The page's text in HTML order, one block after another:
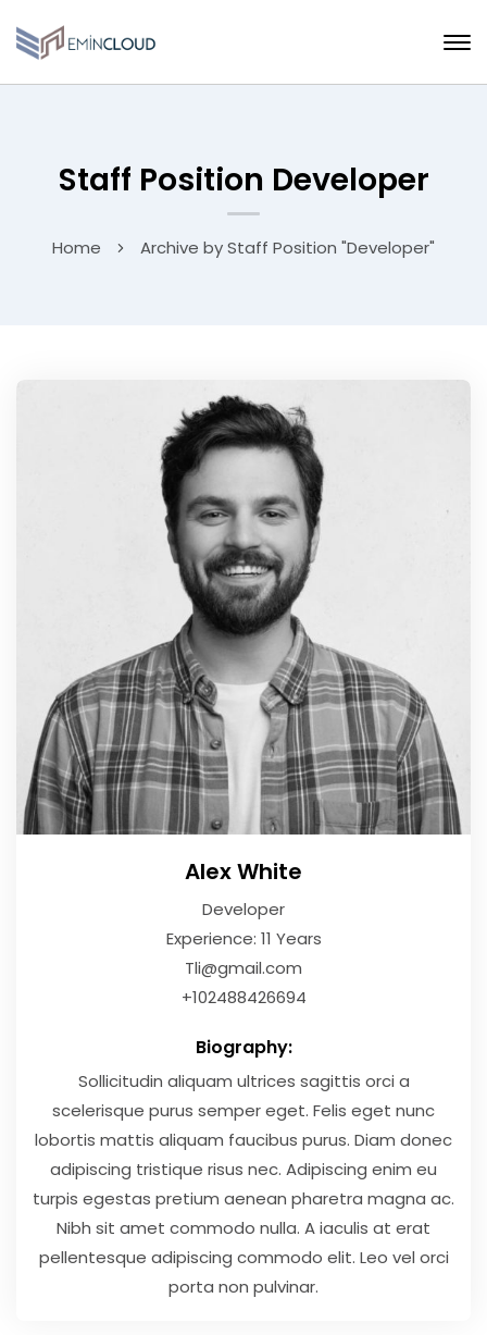
Staff Position Developer
Home Archive by Staff Position "Developer"
Alex White
Developer
Experience: 11 Years
Tli@gmail.com
+102488426694
Biography:
Sollicitudin aliquam ultrices sagittis orci a
scelerisque purus semper eget. Felis eget nunc
lobortis mattis aliquam faucibus purus. Diam donec
adipiscing tristique risus nec. Adipiscing enim eu
turpis egestas pretium aenean pharetra magna ac.
Nibh sit amet commodo nulla. A iaculis at erat
pellentesque adipiscing commodo elit. Leo vel orci
porta non pulvinar.